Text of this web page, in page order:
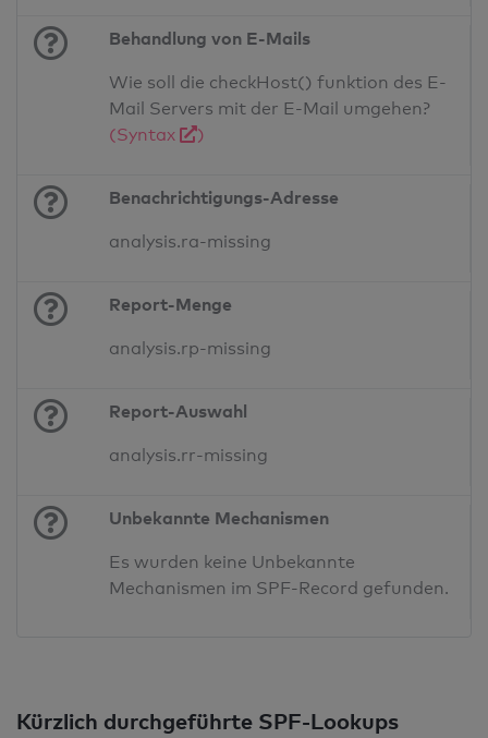
Behandlung von E-Mails
Wie soll die checkHost() funktion des E-
Mail Servers mit der E-Mail umgehen?
(Syntax
)
Benachrichtigungs-Adresse
analysis.ra-missing
Report-Menge
analysis.rp-missing
Report-Auswahl
analysis.rr-missing
Unbekannte Mechanismen
Es wurden keine Unbekannte
Mechanismen im SPF-Record gefunden.
Kürzlich durchgeführte SPF-Lookups